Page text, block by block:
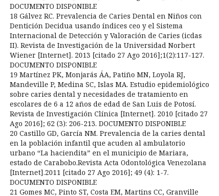
DOCUMENTO DISPONIBLE
18 Gálvez RC. Prevalencia de Caries Dental en Niños con
Dentición Decidua usando índices ceo y el Sistema
Internacional de Detección y Valoración de Caries (icdas
II). Revista de Investigación de la Universidad Norbert
Wiener [Internet]. 2013 [citado 27 Ago 2016];1(2):117-127.
DOCUMENTO DISPONIBLE
19 Martínez PK, Monjarás ÁA, Patiño MN, Loyola RJ,
Mandeville P, Medina SC, Islas MA. Estudio epidemiológico
sobre caries dental y necesidades de tratamiento en
escolares de 6 a 12 años de edad de San Luis de Potosí.
Revista de Investigación Clínica [Internet]. 2010 [citado 27
Ago 2016]; 62 (3): 206-213. DOCUMENTO DISPONIBLE
20 Castillo GD, García NM. Prevalencia de la caries dental
en la población infantil que acuden al ambulatorio
urbano “La haciendita” en el municipio de Mariara,
estado de Carabobo.Revista Acta Odontológica Venezolana
[Internet].2011 [citado 27 Ago 2016]; 49 (4): 1-7.
DOCUMENTO DISPONIBLE
21 Gomes MC, Pinto ST, Costa EM, Martins CC, Granville